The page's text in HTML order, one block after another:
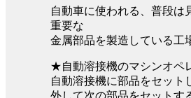
自動車に使われる、普段は
重要な
金属部品を製造している工
★自動溶接機のマシンオペ
自動溶接機に部品をセット
外して次の部品をセットす